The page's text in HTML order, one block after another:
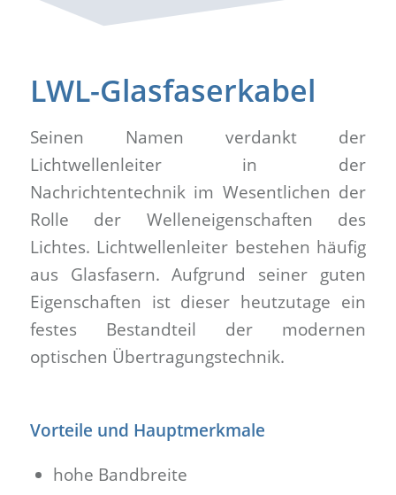
LWL-Glasfaserkabel
Seinen Namen verdankt der
Lichtwellenleiter in der
Nachrichtentechnik im Wesentlichen der
Rolle der Welleneigenschaften des
Lichtes. Lichtwellenleiter bestehen häufig
aus Glasfasern. Aufgrund seiner guten
Eigenschaften ist dieser heutzutage ein
festes Bestandteil der modernen
optischen Übertragungstechnik.
Vorteile und Hauptmerkmale
hohe Bandbreite